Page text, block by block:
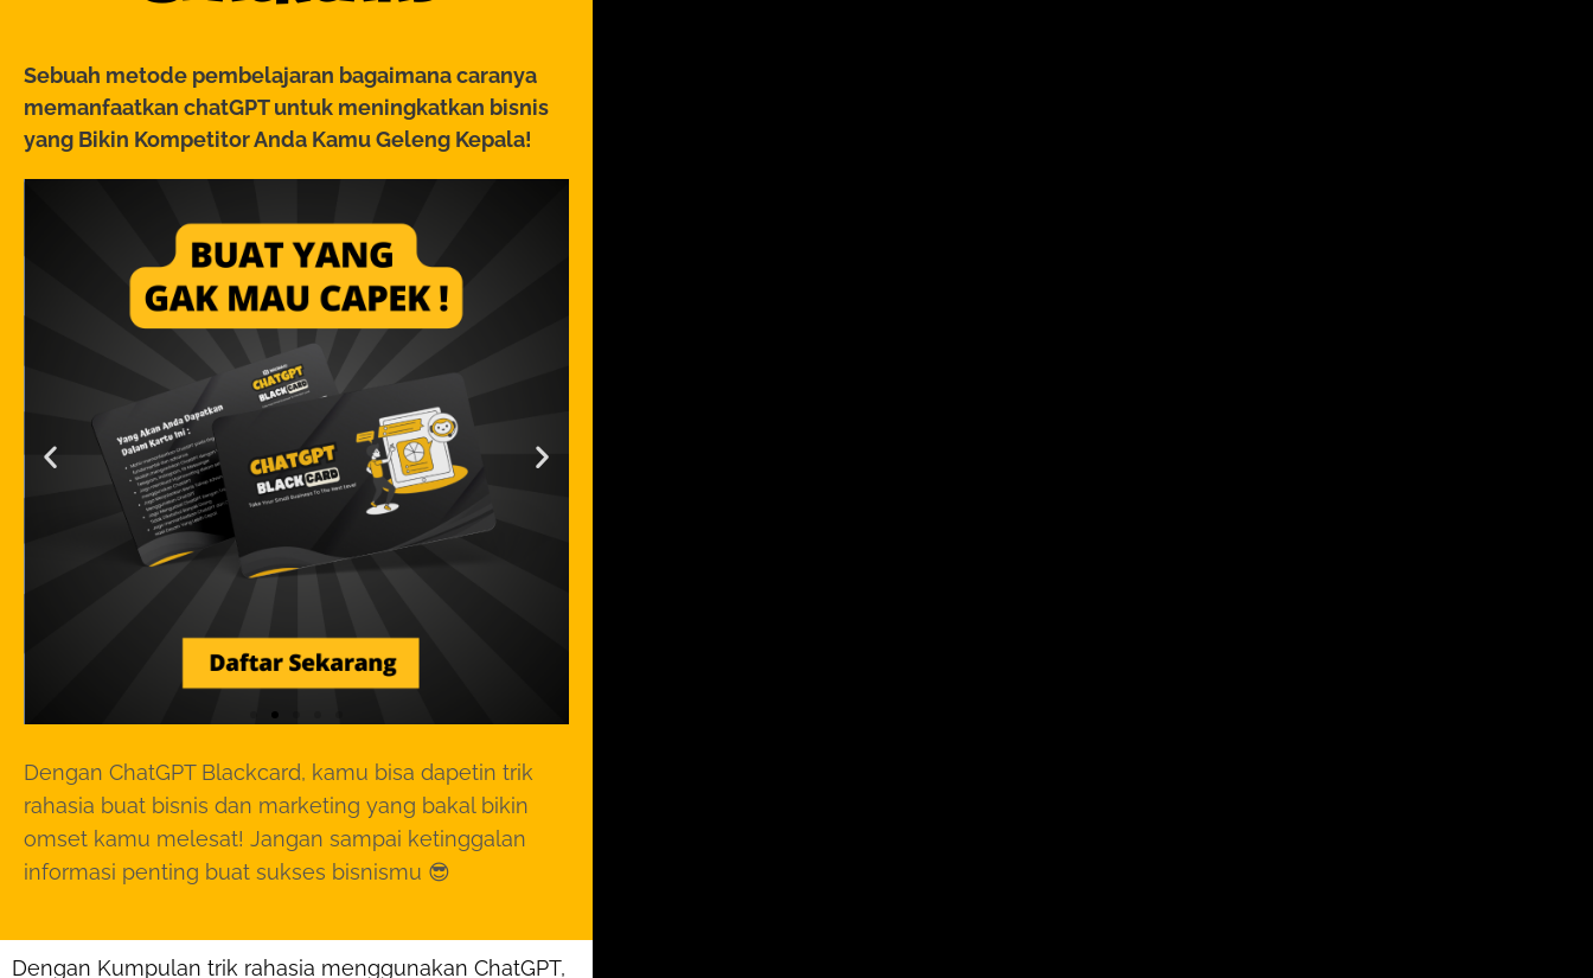
Sebuah metode pembelajaran bagaimana caranya
memanfaatkan chatGPT untuk meningkatkan bisnis
yang Bikin Kompetitor Anda Kamu Geleng Kepala!
Dengan ChatGPT Blackcard, kamu bisa dapetin trik
rahasia buat bisnis dan marketing yang bakal bikin
omset kamu melesat! Jangan sampai ketinggalan
informasi penting buat sukses bisnismu 😎
Dengan Kumpulan trik rahasia menggunakan ChatGPT,